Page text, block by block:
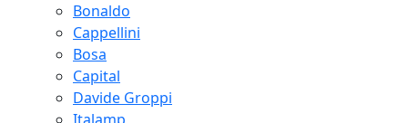
Bonaldo
Cappellini
Bosa
Capital
Davide Groppi